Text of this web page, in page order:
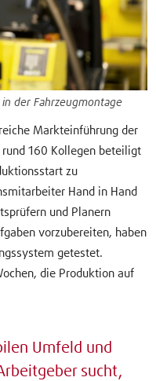
der Fahrzeugmontage
Markteinführung der
rund 160 Kollegen beteiligt
zu
Hand in Hand
und Planern
vorzubereiten, haben
getestet.
die Produktion auf
Umfeld und
sucht,